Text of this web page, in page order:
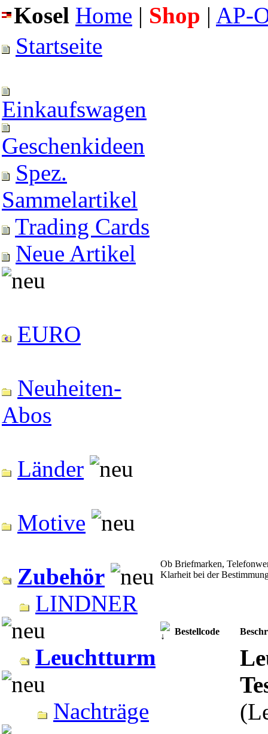
Kosel Home | Shop | AP-
Startseite
Einkaufswagen
Geschenkideen
Spez.
Sammelartikel
Trading Cards
Neue Artikel
EURO
Neuheiten-
Abos
Länder
Motive
Zubehör
LINDNER
Leuchtturm
Nachträge
Ob Briefmarken,
Klarheit bei der
Bestellcode